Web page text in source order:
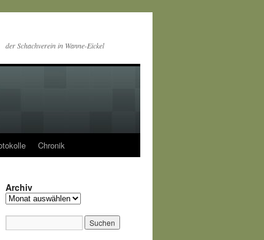
der Schachverein in Wanne-Eickel
Chronik
Archiv
Archiv